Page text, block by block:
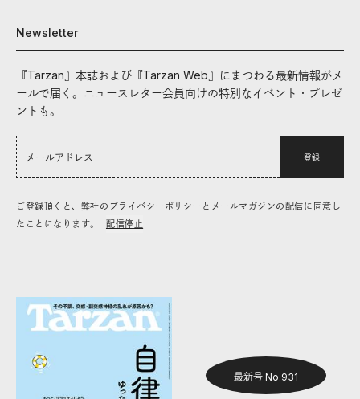
Newsletter
『Tarzan』本誌および『Tarzan Web』にまつわる最新情報がメ
ールで届く。ニュースレター会員向けの特別なイベント・プレゼ
ントも。
登録
ご登録頂くと、弊社のプライバシーポリシーとメールマガジンの配信に同意し
たことになります。
配信停止
最新号 No.931